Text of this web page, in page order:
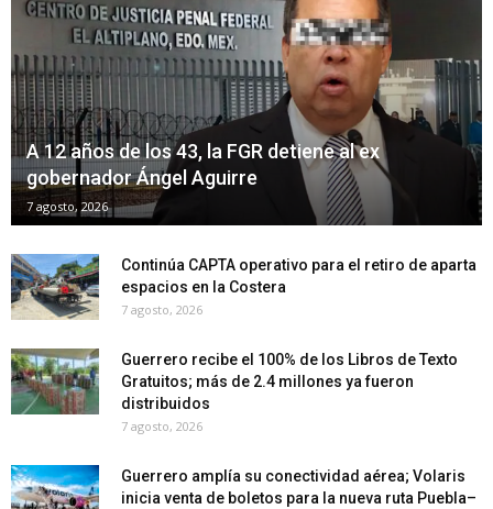
A 12 años de los 43, la FGR detiene al ex
gobernador Ángel Aguirre
7 agosto, 2026
Continúa CAPTA operativo para el retiro de aparta
espacios en la Costera
7 agosto, 2026
Guerrero recibe el 100% de los Libros de Texto
Gratuitos; más de 2.4 millones ya fueron
distribuidos
7 agosto, 2026
Guerrero amplía su conectividad aérea; Volaris
inicia venta de boletos para la nueva ruta Puebla–